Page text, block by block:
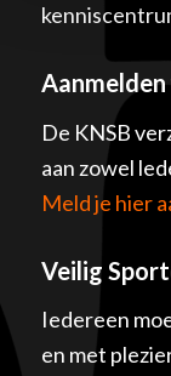
De KNSB
aan zowel
Meld je hier
Veilig
Iedereen
en met